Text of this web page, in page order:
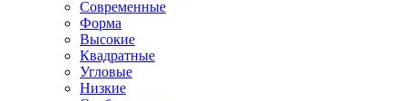
Современные
Форма
Высокие
Квадратные
Угловые
Низкие